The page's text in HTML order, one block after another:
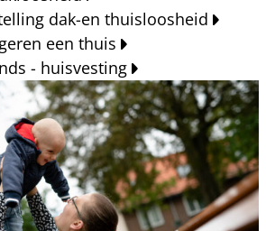
dak-en thuisloosheid
een thuis
- huisvesting